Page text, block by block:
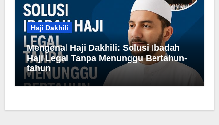
Haji Dakhili
Mengenal Haji Dakhili: Solusi Ibadah
Haji Legal Tanpa Menunggu Bertahun-
tahun